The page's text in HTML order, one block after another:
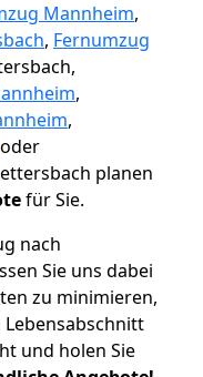
Mannheim,
, Fernumzug
,
,
oder
planen
für Sie.
nach
Sie uns dabei
zu minimieren,
und holen Sie